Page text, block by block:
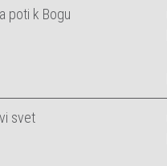
poti k Bogu
svet